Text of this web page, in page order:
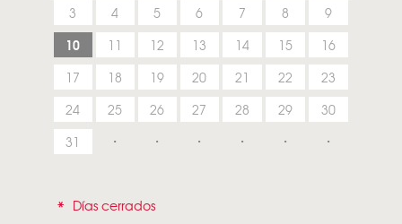
3
4 5 6 7 8 9
10 11 12 13 14 15
16
17
18 19 20 21 22
23
24
25 26 27 28 29
30
31
* Días cerrados